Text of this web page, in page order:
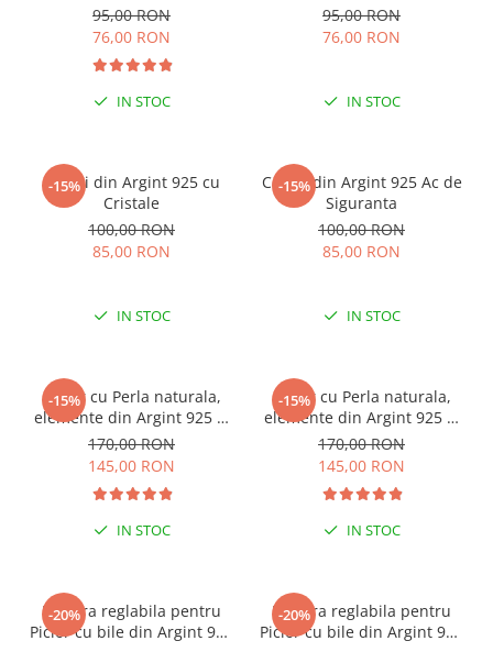
95,00 RON
76,00 RON
IN STOC
95,00 RON
76,00 RON
IN STOC
-15%
Cercei din Argint 925 cu
Cristale
100,00 RON
85,00 RON
IN STOC
-15%
Cercei din Argint 925 Ac de
Siguranta
100,00 RON
85,00 RON
IN STOC
-15%
Colier cu Perla naturala,
elemente din Argint 925 si
margele Miyuki, multicolor
170,00 RON
145,00 RON
IN STOC
-15%
Colier cu Perla naturala,
elemente din Argint 925 si
margele Miyuki, verde/kiwi
170,00 RON
145,00 RON
IN STOC
-20%
Bratara reglabila pentru
Picior cu bile din Argint 925
-20%
Bratara reglabila pentru
Picior cu bile din Argint 925